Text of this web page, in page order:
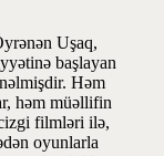
Uşaq,
başlayan
Həm
həm müəllifin
filmləri ilə,
oyunlarla